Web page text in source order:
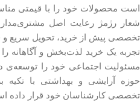
است محصولات خود را با قیمتی
شعار رژمژ رعایت اصل
تخصصی پیش از خرید، تحویل سریع
تجربه یک خرید لذت‌بخش و آگاهانه
مسئولیت اجتماعی خود را توسعه‌ی
حوزه آرایشی و بهداشتی با
تخصصی کارشناسان خود قرار داده